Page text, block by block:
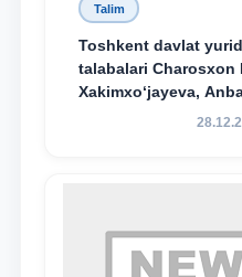
Talim
Toshkent davlat
talabalari Charosxon
Xakimxo‘jayeva,
hamda TDYU
bo‘ldi.